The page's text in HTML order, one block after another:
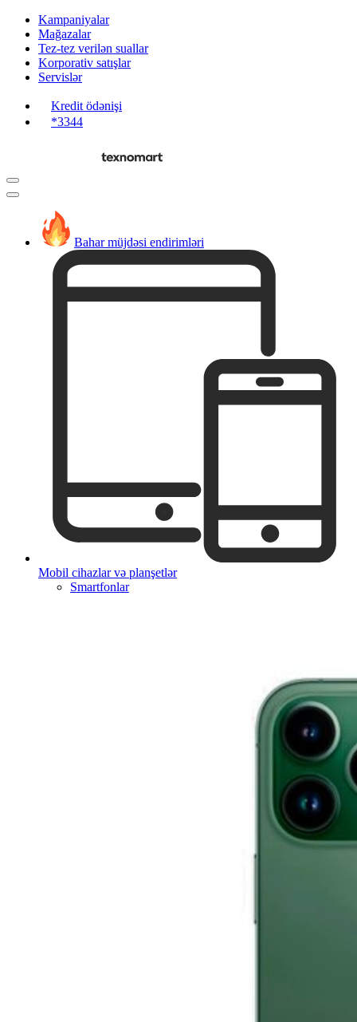
Kampaniyalar
Mağazalar
Tez-tez verilən suallar
Korporativ satışlar
Servislər
Kredit ödənişi
*3344
Bahar müjdəsi endirimləri
Mobil cihazlar və planşetlər
Smartfonlar